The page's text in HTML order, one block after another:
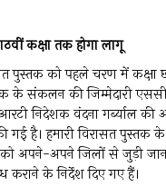
कक्षातकहोगालागू
पुस्तक को पहले चरण में
के संकलन की जिम्मेदारी
निदेशक वंदना गर्ब्याल की
गई है। हमारी विरासत
को अपने-अपने जिलों से जुड़ी
के निर्देश दिए गए हैं।